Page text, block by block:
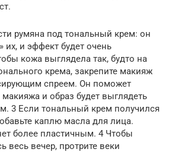
румяна под тональный крем: он
их, и эффект будет очень
кожа выглядела так, будто на
крема, закрепите макияж
спреем. Он поможет
макияжа и образ будет выглядеть
3 Если тональный крем получился
каплю масла для лица.
более пластичным. 4 Чтобы
весь вечер, протрите веки